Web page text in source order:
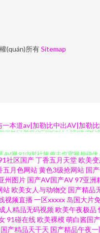
(quán)所有Sitemap
本道av|加勒比中出AV|加勒比
合网 最新无码伦理片 91刺激 成人
在线午夜剧场 免费欧美A片 人人
下载 操碰无码 豆花视频91视频 国
频 海角社区最新网址 九九月老司
社区国产丁香五月天堂欧美
五月色网站黄色3级抢网站 国
州图片 国产AV国产AV97亚洲
站欧美女人与动物交 国产精品
视频直播一区xxxxx 岛国大片
人精品无码视频欧美午夜极品
91碰在线欧美裸模萌白酱国
国产精品天干天 国产精品午夜一